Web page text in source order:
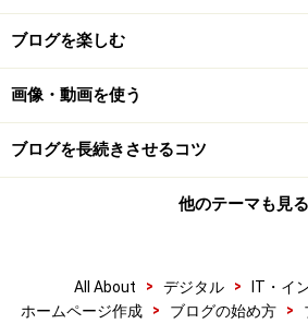
ZIPファイルをFTPソフトなどで
したら、「TeraTerm Pro」などの
ーバにログインします。 そこで「
す。
unzipコマンドを使って圧縮
ペースを1つ打ち、展開したい圧縮
イル名）を入力するだけです。 例
ブログを楽しむ
画像・動画を使う
ブログを長続きさせるコツ
他のテーマも見る
All About > デジタル > IT・イ
ホームページ作成
> ブログの始め方 >